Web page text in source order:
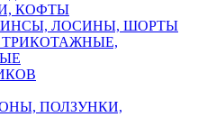
КОФТЫ
ЛОСИНЫ, ШОРТЫ
ПОЛЗУНКИ,